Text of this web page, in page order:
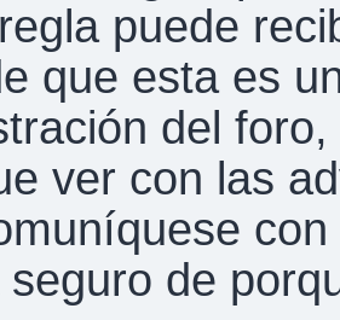
puede
que esta es
del
ver con las
seguro de